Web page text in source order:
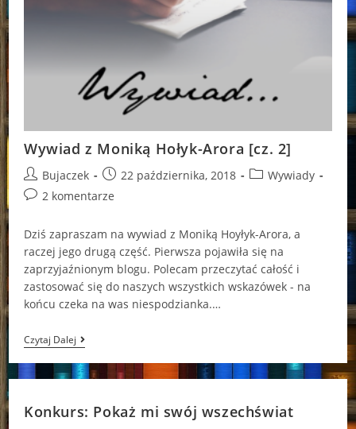
Wywiad z Moniką Hołyk-Arora [cz. 2]
Post
author:
Bujaczek
Post
published:
22 października, 2018
PostWywiady
Post2 komentarze
Dziś zapraszam na wywiad z Moniką Hoyłyk-Arora, a
raczej jego drugą część. Pierwsza pojawiła się na
zaprzyjaźnionym blogu. Polecam przeczytać całość i
zastosować się do naszych wszystkich wskazówek - na
końcu czeka na was niespodzianka.…
Czytaj DalejWywiad
Z
Moniką
Hołyk-
2]
Konkurs: Pokaż mi swój wszechświat